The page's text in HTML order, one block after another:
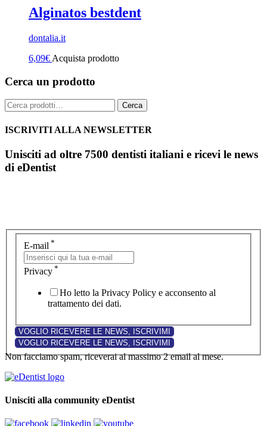
Alginatos bestdent
dontalia.it
6,09€ Acquista prodotto
Cerca un prodotto
Cerca: Cerca
ISCRIVITI ALLA NEWSLETTER
Unisciti ad oltre 7500 dentisti italiani e ricevi le news
di eDentist
E-mail *
Privacy *
Ho letto la Privacy Policy e acconsento al
trattamento dei dati.
Non facciamo spam, riceverai al massimo 2 email al mese.
Unisciti alla community eDentist